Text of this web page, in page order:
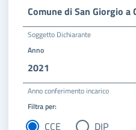
Comune di San Giorgio a
Soggetto Dichiarante
Anno
2021
Anno conferimento incarico
Filtra per:
CCE DIP